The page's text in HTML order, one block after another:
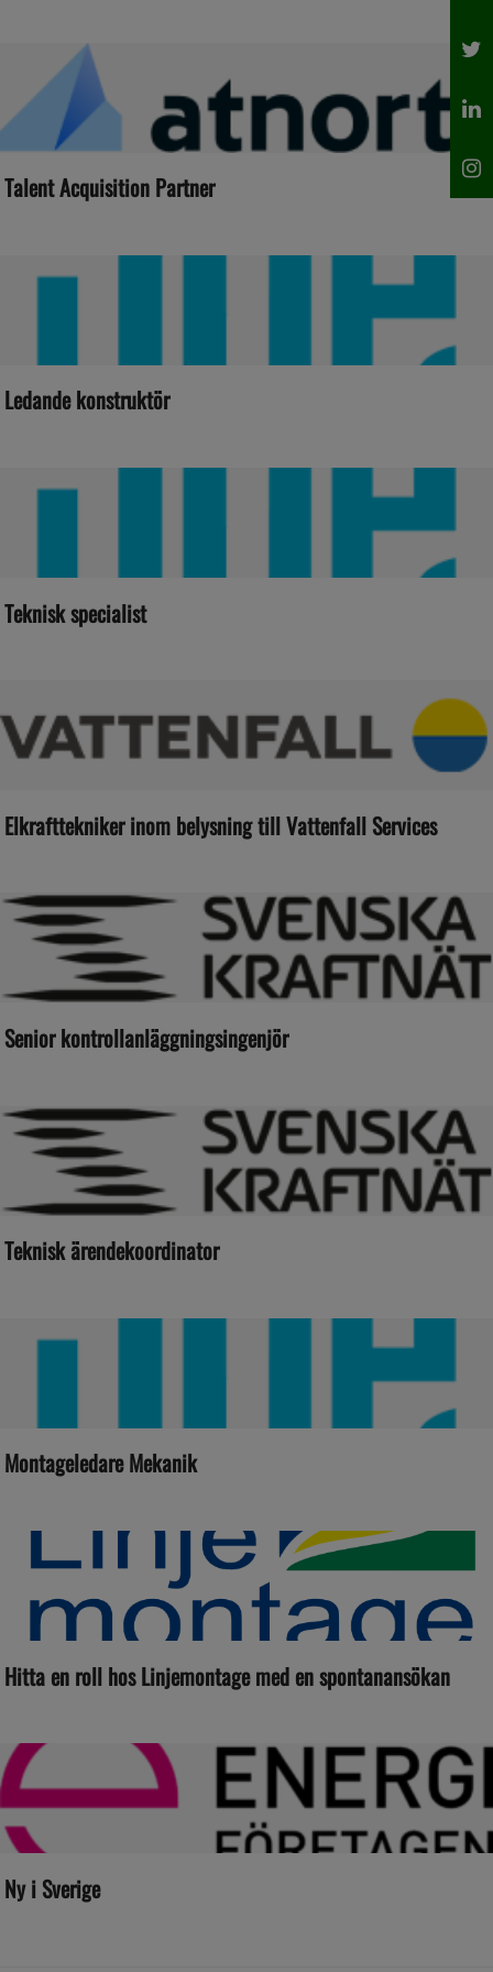
Talent Acquisition Partner
Ledande konstruktör
Teknisk specialist
Elkrafttekniker inom belysning till Vattenfall Services
Senior kontrollanläggningsingenjör
Teknisk ärendekoordinator
Montageledare Mekanik
Hitta en roll hos Linjemontage med en spontanansökan
Ny i Sverige